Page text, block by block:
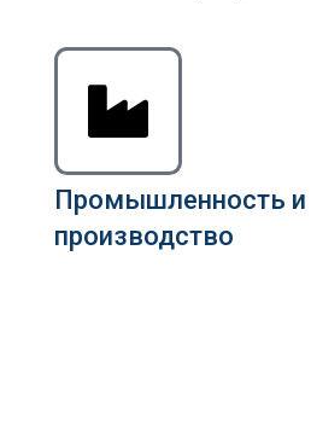
Промышленность и
производство